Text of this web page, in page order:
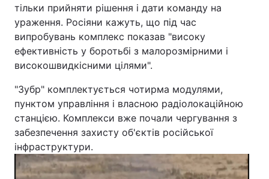
тільки прийняти рішення і дати команду на
ураження. Росіяни кажуть, що під час
випробувань комплекс показав "високу
ефективність у боротьбі з малорозмірними і
високошвидкісними цілями".
"Зубр" комплектується чотирма модулями,
пунктом управління і власною радіолокаційною
станцією. Комплекси вже почали чергування з
забезпечення захисту об'єктів російської
інфраструктури.